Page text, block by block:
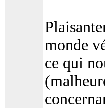
monde
ce qui